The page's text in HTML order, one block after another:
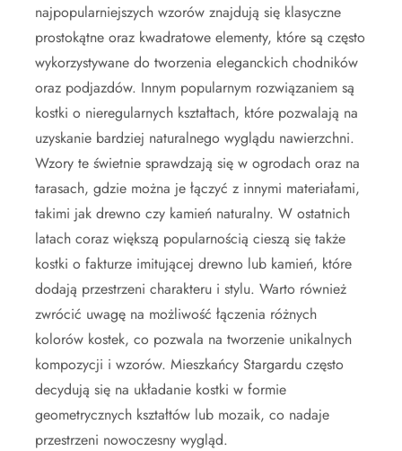
najpopularniejszych wzorów znajdują się klasyczne
prostokątne oraz kwadratowe elementy, które są często
wykorzystywane do tworzenia eleganckich chodników
oraz podjazdów. Innym popularnym rozwiązaniem są
kostki o nieregularnych kształtach, które pozwalają na
uzyskanie bardziej naturalnego wyglądu nawierzchni.
Wzory te świetnie sprawdzają się w ogrodach oraz na
tarasach, gdzie można je łączyć z innymi materiałami,
takimi jak drewno czy kamień naturalny. W ostatnich
latach coraz większą popularnością cieszą się także
kostki o fakturze imitującej drewno lub kamień, które
dodają przestrzeni charakteru i stylu. Warto również
zwrócić uwagę na możliwość łączenia różnych
kolorów kostek, co pozwala na tworzenie unikalnych
kompozycji i wzorów. Mieszkańcy Stargardu często
decydują się na układanie kostki w formie
geometrycznych kształtów lub mozaik, co nadaje
przestrzeni nowoczesny wygląd.